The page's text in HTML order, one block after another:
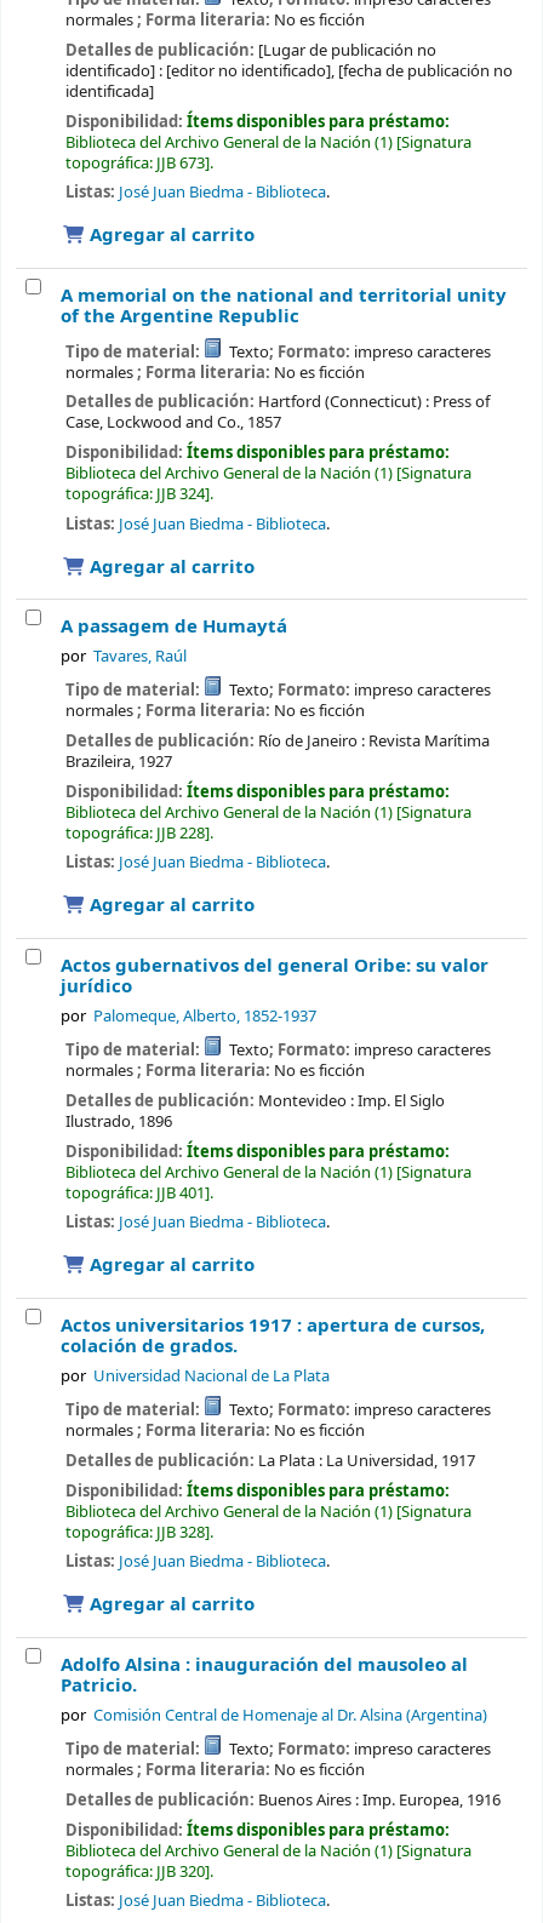
normales; Forma literaria: No es ficción
Detalles de publicación: [Lugar de publicación no
identificado] : [editor no identificado], [fecha de publicación no
identificada]
Disponibilidad: Ítems disponibles para préstamo:
Biblioteca del Archivo General de la Nación (1) Signatura
topográfica: JJB 673 .
Listas: José Juan Biedma - Biblioteca.
Agregar al carrito
A memorial on the national and territorial unity
of the Argentine Republic
Tipo de material: Texto; Formato: impreso caracteres
normales; Forma literaria: No es ficción
Detalles de publicación: Hartford (Connecticut) : Press of
Case, Lockwood and Co., 1857
Disponibilidad: Ítems disponibles para préstamo:
Biblioteca del Archivo General de la Nación (1) Signatura
topográfica: JJB 324 .
Listas: José Juan Biedma - Biblioteca.
Agregar al carrito
A passagem de Humaytá
por Tavares, Raúl
Tipo de material: Texto; Formato: impreso caracteres
normales; Forma literaria: No es ficción
Detalles de publicación: Río de Janeiro : Revista Marítima
Brazileira, 1927
Disponibilidad: Ítems disponibles para préstamo:
Biblioteca del Archivo General de la Nación (1) Signatura
topográfica: JJB 228 .
Listas: José Juan Biedma - Biblioteca.
Agregar al carrito
Actos gubernativos del general Oribe: su valor
jurídico
por Palomeque, Alberto, 1852-1937
Tipo de material: Texto; Formato: impreso caracteres
normales; Forma literaria: No es ficción
Detalles de publicación: Montevideo :Imp. El Siglo
Ilustrado, 1896
Disponibilidad: Ítems disponibles para préstamo:
Biblioteca del Archivo General de la Nación (1) Signatura
topográfica: JJB 401 .
Listas: José Juan Biedma - Biblioteca.
Agregar al carrito
Actos universitarios 1917 : apertura de cursos,
colación de grados.
por Universidad Nacional de La Plata
Tipo de material: Texto; Formato: impreso caracteres
normales; Forma literaria: No es ficción
Detalles de publicación: La Plata : La Universidad, 1917
Disponibilidad: Ítems disponibles para préstamo:
Biblioteca del Archivo General de la Nación (1) Signatura
topográfica: JJB 328 .
Listas: José Juan Biedma - Biblioteca.
Agregar al carrito
Adolfo Alsina : inauguración del mausoleo al
Patricio.
por Comisión Central de Homenaje al Dr. Alsina (Argentina)
Tipo de material: Texto; Formato: impreso caracteres
normales; Forma literaria: No es ficción
Detalles de publicación: Buenos Aires :Imp. Europea, 1916
Disponibilidad: Ítems disponibles para préstamo:
Biblioteca del Archivo General de la Nación (1) Signatura
topográfica: JJB 320 .
Listas: José Juan Biedma - Biblioteca.